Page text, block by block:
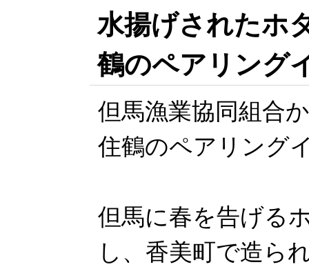
水揚げされたホ
鶴のペアリング
但馬漁業協同組合
住鶴のペアリング
但馬に春を告げる
し、香美町で造ら